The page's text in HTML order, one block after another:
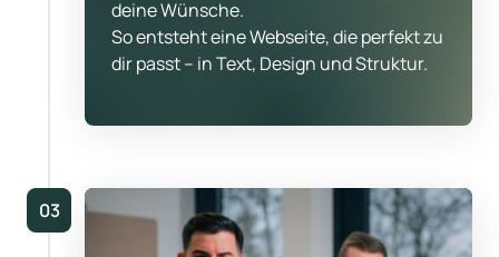
deine Wünsche.
So entsteht eine Webseite, die perfekt zu
dir passt – in Text, Design und Struktur.
03